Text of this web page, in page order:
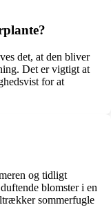
det, at den bliver
Det er vigtigt at
for at
og tidligt
blomster i en
sommerfugle